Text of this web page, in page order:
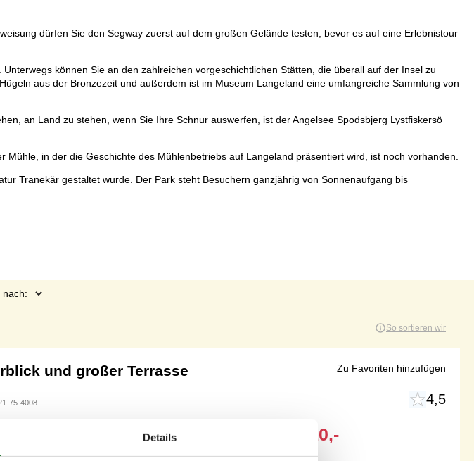
dürfen Sie den Segway zuerst auf dem großen Gelände testen, bevor es auf eine Erlebnistour
können Sie an den zahlreichen vorgeschichtlichen Stätten, die überall auf der Insel zu
aus der Bronzezeit und außerdem ist im Museum Langeland eine umfangreiche Sammlung von
an Land zu stehen, wenn Sie Ihre Schnur auswerfen, ist der Angelsee Spodsbjerg Lystfiskersö
in der die Geschichte des Mühlenbetriebs auf Langeland präsentiert wird, ist noch vorhanden.
Tranekär gestaltet wurde. Der Park steht Besuchern ganzjährig von Sonnenaufgang bis
nach:
So sortieren wir
und großer Terrasse
75-4008 4,5
510,-
Zu Favoriten hinzufügen
Details